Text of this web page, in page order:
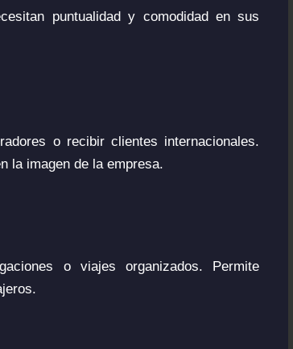
puntualidad y comodidad en sus
o recibir clientes internacionales.
la imagen de la empresa.
o viajes organizados. Permite